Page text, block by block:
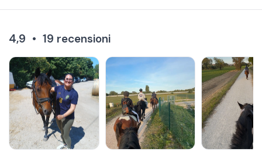
4,9 • 19 recensioni